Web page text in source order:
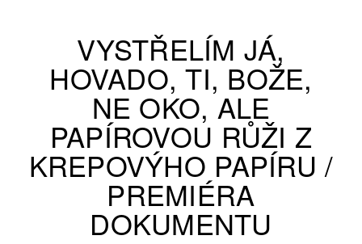
VYSTŘELÍM JÁ,
HOVADO, TI, BOŽE,
NE OKO, ALE
PAPÍROVOU RŮŽI Z
KREPOVÝHO PAPÍRU /
PREMIÉRA
DOKUMENTU